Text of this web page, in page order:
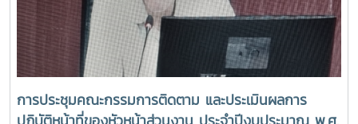
การประชุมคณะกรรมการติดตาม และประเมินผลการ